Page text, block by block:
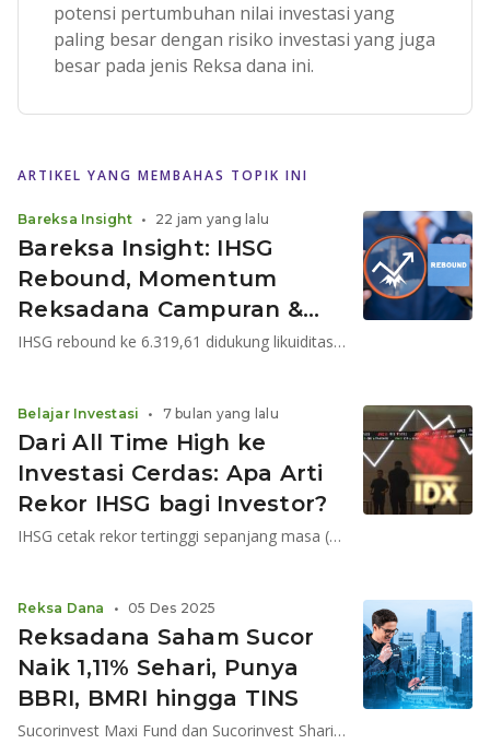
potensi pertumbuhan nilai investasi yang
paling besar dengan risiko investasi yang juga
besar pada jenis Reksa dana ini.
ARTIKEL YANG MEMBAHAS TOPIK INI
Bareksa Insight: IHSG
Rebound, Momentum
Reksadana Campuran &
Saham Menguat
IHSG rebound ke 6.319,61 didukung likuiditas pasar yang membaik, net buy asing, dan turunnya yield obligasi. Cermati peluang reksadana, saham, dan emas.
Bareksa Insight • 22 jam yang lalu
Dari All Time High ke
Investasi Cerdas: Apa Arti
Rekor IHSG bagi Investor?
IHSG cetak rekor tertinggi sepanjang masa (ATH). Apakah pasar sudah mahal? Simak arti ATH, risikonya, dan strategi cerdas investor reksa dana di tengah euforia pasar.
Belajar Investasi • 7 bulan yang lalu
Reksadana Saham Sucor
Naik 1,11% Sehari, Punya
BBRI, BMRI hingga TINS
Sucorinvest Maxi Fund dan Sucorinvest Sharia Equity Fund mencetak imbal hasil 1,11% dan 1,06% dalam sehari
Reksa Dana • 05 Des 2025